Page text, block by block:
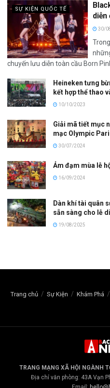
SỰ KIỆN QUỐC TẾ
diễn
30/
chuyến lưu diễn toàn cầu Born
Heineken tưng
kết hợp thể thao
10/10/2023
Giải mã tiết mục
mạc Olympic
30/07/2024
Ảm đạm mùa lễ
16/09/2024
Dàn khí tài quân
sẵn sàng cho lễ
19/08/2025
Trang chủ Sự Kiện Khám Phá
TRANG MẠNG XÃ HỘI NGÀNH
Địa chỉ văn phòng: 43A Vạn